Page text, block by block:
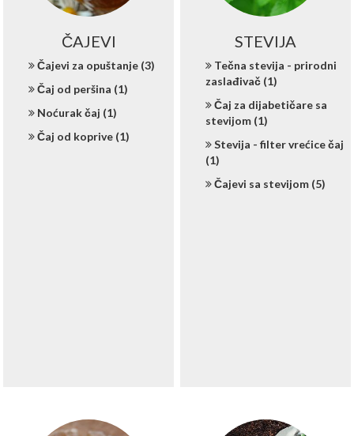
ČAJEVI
Čajevi za opuštanje (3)
Čaj od peršina (1)
Noćurak čaj (1)
Čaj od koprive (1)
STEVIJA
Tečna stevija - prirodni
zaslađivač (1)
Čaj za dijabetičare sa
stevijom (1)
Stevija - filter vrećice čaj
(1)
Čajevi sa stevijom (5)